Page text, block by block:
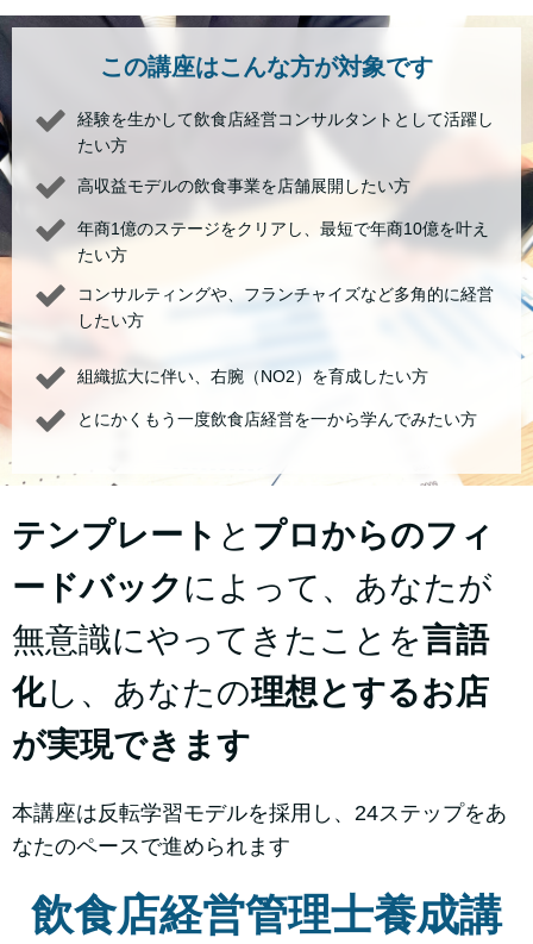
この講座はこんな方が対象です
経験を生かして飲食店経営コンサルタントとして活躍し
たい方
高収益モデルの飲食事業を店舗展開したい方
年商1億のステージをクリアし、最短で年商10億を叶え
たい方
コンサルティングや、フランチャイズなど多角的に経営
したい方
組織拡大に伴い、右腕（NO2）を育成したい方
とにかくもう一度飲食店経営を一から学んでみたい方
テンプレート と プロからのフィ
ードバックによって、あなたが
無意識にやってきたことを言語
化し、あなたの理想とするお店
が実現できます
本講座は反転学習モデルを採用し、24ステップをあ
なたのペースで進められます
飲食店経営管理士養成講